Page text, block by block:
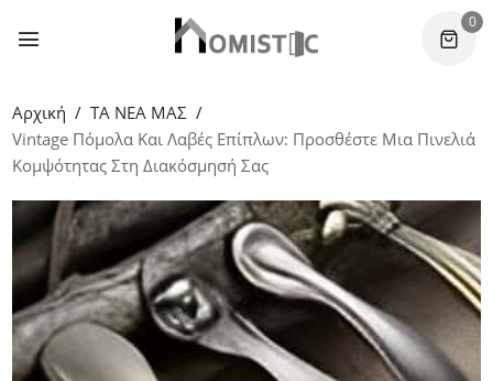
0
Αρχική
ΤΑ ΝΕΑ ΜΑΣ
Vintage Πόμολα Και Λαβές Επίπλων: Προσθέστε Μια Πινελιά
Κομψότητας Στη Διακόσμησή Σας